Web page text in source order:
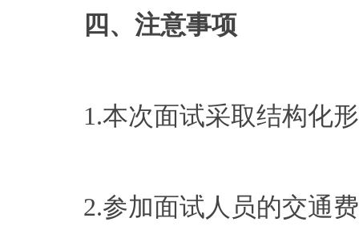
四、注意事项
1.本次面试采取结构化
2.参加面试人员的交通费